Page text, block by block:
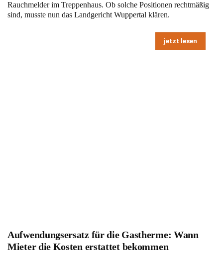
Rauchmelder im Treppenhaus. Ob solche Positionen rechtmäßig
sind, musste nun das Landgericht Wuppertal klären.
jetzt lesen
Aufwendungsersatz für die Gastherme: Wann
Mieter die Kosten erstattet bekommen